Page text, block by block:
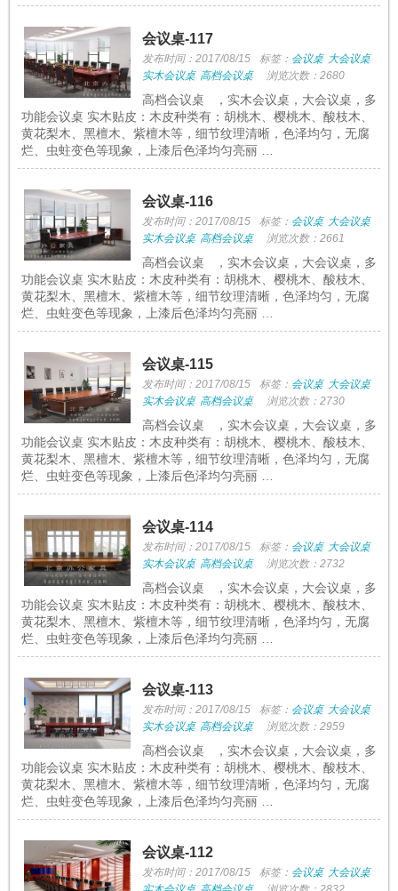
会议桌-117
发布时间：2017/08/15 标签： 会议桌 大会议桌
实木会议桌 高档会议桌 浏览次数：2680
高档会议桌 ，实木会议桌，大会议桌，多
功能会议桌 实木贴皮：木皮种类有：胡桃木、樱桃木、酸枝木、
黄花梨木、黑檀木、紫檀木等，细节纹理清晰，色泽均匀，无腐
烂、虫蛀变色等现象，上漆后色泽均匀亮丽 …
会议桌-116
发布时间：2017/08/15 标签： 会议桌 大会议桌
实木会议桌 高档会议桌 浏览次数：2661
高档会议桌 ，实木会议桌，大会议桌，多
功能会议桌 实木贴皮：木皮种类有：胡桃木、樱桃木、酸枝木、
黄花梨木、黑檀木、紫檀木等，细节纹理清晰，色泽均匀，无腐
烂、虫蛀变色等现象，上漆后色泽均匀亮丽 …
会议桌-115
发布时间：2017/08/15 标签： 会议桌 大会议桌
实木会议桌 高档会议桌 浏览次数：2730
高档会议桌 ，实木会议桌，大会议桌，多
功能会议桌 实木贴皮：木皮种类有：胡桃木、樱桃木、酸枝木、
黄花梨木、黑檀木、紫檀木等，细节纹理清晰，色泽均匀，无腐
烂、虫蛀变色等现象，上漆后色泽均匀亮丽 …
会议桌-114
发布时间：2017/08/15 标签： 会议桌 大会议桌
实木会议桌 高档会议桌 浏览次数：2732
高档会议桌 ，实木会议桌，大会议桌，多
功能会议桌 实木贴皮：木皮种类有：胡桃木、樱桃木、酸枝木、
黄花梨木、黑檀木、紫檀木等，细节纹理清晰，色泽均匀，无腐
烂、虫蛀变色等现象，上漆后色泽均匀亮丽 …
会议桌-113
发布时间：2017/08/15 标签： 会议桌 大会议桌
实木会议桌 高档会议桌 浏览次数：2959
高档会议桌 ，实木会议桌，大会议桌，多
功能会议桌 实木贴皮：木皮种类有：胡桃木、樱桃木、酸枝木、
黄花梨木、黑檀木、紫檀木等，细节纹理清晰，色泽均匀，无腐
烂、虫蛀变色等现象，上漆后色泽均匀亮丽 …
会议桌-112
发布时间：2017/08/15 标签： 会议桌 大会议桌